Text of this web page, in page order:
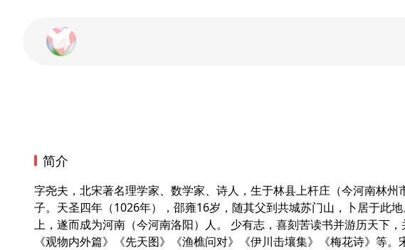
简介
字尧夫，北宋著名理学家、数学家、诗人，生于林县上杆庄（今河南林
子。天圣四年（1026年），邵雍16岁，随其父到共城苏门山，卜居于此
上，遂而成为河南（今河南洛阳）人。 少有志，喜刻苦读书并游历天下
《观物内外篇》《先天图》《渔樵问对》《伊川击壤集》《梅花诗》等